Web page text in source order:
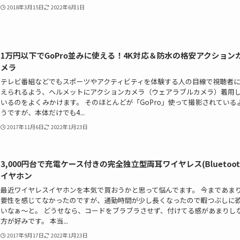
2018年3月15日 2022年6月1日
1万円以下でGoPro並みに使える！4K対応＆防水の格安アクション
メラ
テレビ番組などでもスポーツやアクティビティを体験する人の目線で視聴者
えられるよう、ヘルメットにアクションカメラ（ウェアラブルカメラ）着用
いるのをよくみかけます。 そのほとんどが「GoPro」使って撮影されている
うですが、本体だけでも4...
2017年11月6日 2022年1月23日
3,000円台で充電ケース付きの完全独立型両耳ワイヤレス
イヤホン
最近ワイヤレスイヤホンを本気で買おうかと思って悩んでます。 今まであま
要性を感じてなかったのですが、通勤時間が少し長くなったので暇つぶしに
いなぁ～と。 どうせなら、コードをブラブラさせず、付けてる感があまりし
方が好みです。 本当...
2017年9月17日 2022年1月23日